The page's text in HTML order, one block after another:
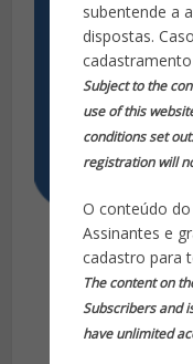
subentende a
dispostas.
Subject to the
use of this
conditions set
registration will
O conteúdo
Assinantes e
cadastro para
The content on
Subscribers and
have unlimited